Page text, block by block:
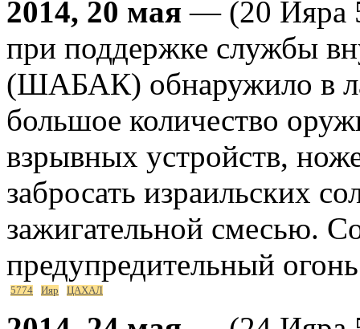
2014, 20 мая — (20 Ияра
при поддержке службы
(ШАБАК) обнаружило в
большое количество
взрывных устройств,
забросать израильских
зажигательной смесью.
предупредительный
5774 Ияр ЦАХАЛ